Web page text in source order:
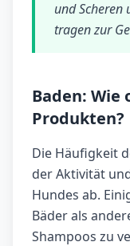
und Scheren
tragen zur
Baden:
Produkten?
Die Häufigkeit
der Aktivität
Hundes ab.
Bäder als
Shampoos zu